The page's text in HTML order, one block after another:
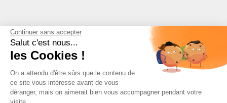
Continuer sans accepter
Salut c'est nous...
les Cookies !
On a attendu d'être sûrs que le contenu de
ce site vous intéresse avant de vous
déranger, mais on aimerait bien vous accompagner pendant votre
visite...